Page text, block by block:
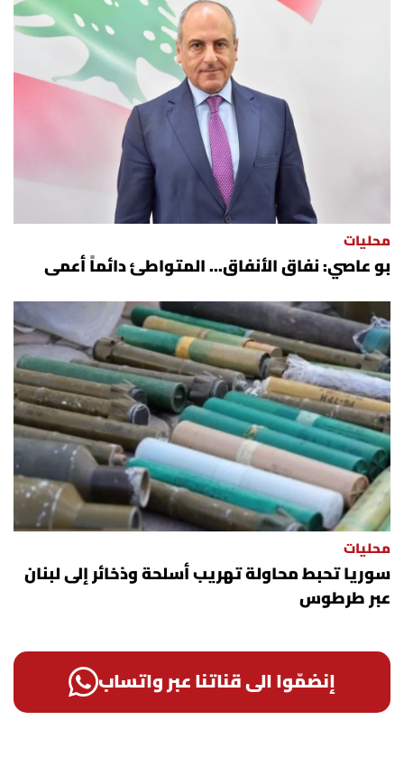
محليات
بو عاصي: نفاق الأنفاق... المتواطئ دائماً أعمى
محليات
سوريا تحبط محاولة تهريب أسلحة وذخائر إلى لبنان
عبر طرطوس
إنضمّوا الى قناتنا عبر واتساب